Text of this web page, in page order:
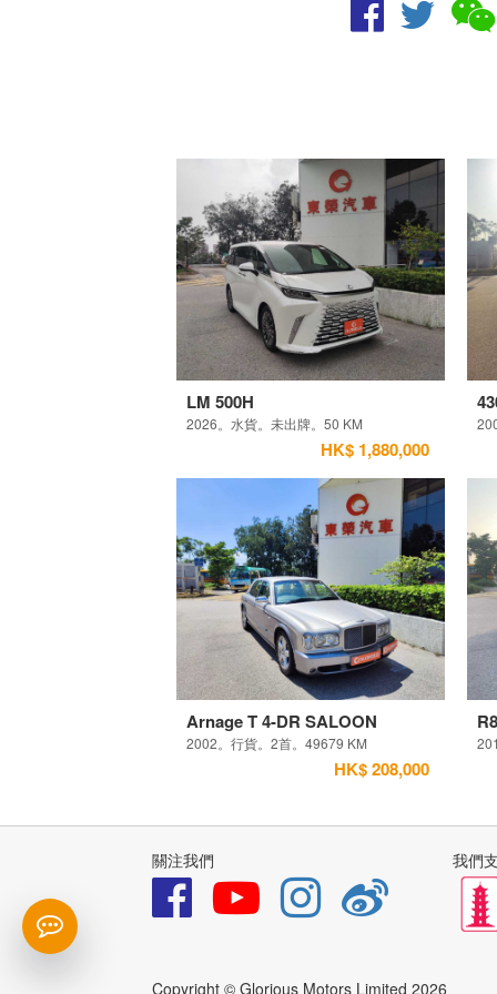
LM 500H
2026。水貨。未出牌。50 KM
HK$ 1,880,000
Arnage T 4-DR SALOON
2002。行貨。2首。49679 KM
HK$ 208,000
關注我們 我們
Copyright © Glorious Motors Limited 2026